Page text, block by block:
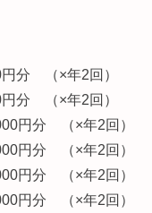
分 （×年2回）
分 （×年2回）
円分 （×年2回）
円分 （×年2回）
円分 （×年2回）
円分 （×年2回）